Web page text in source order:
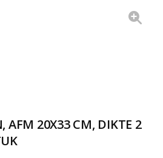
AFM 20X33 CM, DIKTE 2